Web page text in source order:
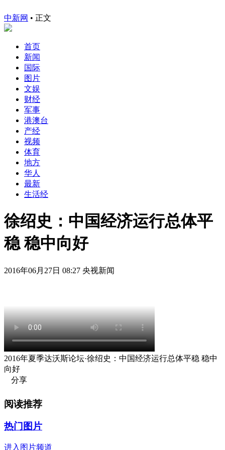
中新网 • 正文
首页
新闻
国际
图片
文娱
财经
军事
港澳台
产经
视频
体育
地方
华人
最新
生活经
徐绍史：中国经济运行总体平
稳 稳中向好
2016年06月27日 08:27 央视新闻
2016年夏季达沃斯论坛·徐绍史：中国经济运行总体平稳 稳中
向好
分享
阅读推荐
热门图片
进入图片频道